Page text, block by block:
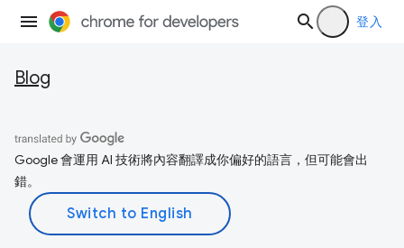
登入
Blog
Google 會運用 AI 技術將內容翻譯成你偏好的語言，但可能會出
錯。